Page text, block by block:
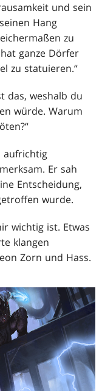
und sein
Hang
zu
ganze Dörfer
zu statuieren.“
das, weshalb du
würde. Warum
aufrichtig
Er sah
Entscheidung,
wurde.
wichtig ist. Etwas
klangen
Zorn und Hass.